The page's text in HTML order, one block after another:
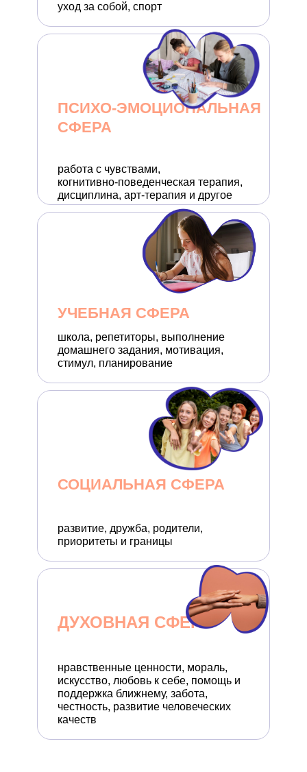
уход за собой, спорт
развитие, дружба, родители,
приоритеты и границы
СОЦИАЛЬНАЯ СФЕРА
ДУХОВНАЯ СФЕРА
нравственные ценности, мораль,
искусство, любовь к себе, помощь и
поддержка ближнему, забота,
честность, развитие человеческих
качеств
ПСИХО-ЭМОЦИОНАЛЬНАЯ
СФЕРА
работа с чувствами,
когнитивно-поведенческая терапия,
дисциплина, арт-терапия и другое
УЧЕБНАЯ СФЕРА
школа, репетиторы, выполнение
домашнего задания, мотивация,
стимул, планирование